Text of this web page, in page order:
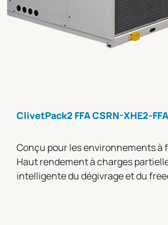
ClivetPack2 FFA CSRN-XHE2-FFA
Conçu pour les environnements à
Haut rendement à charges
intelligente du dégivrage et du